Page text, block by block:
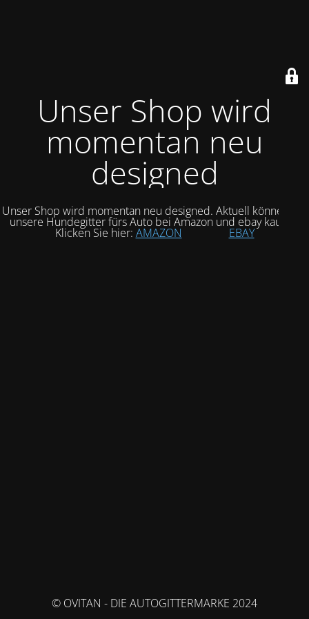
Unser Shop wird
momentan neu
designed
Unser Shop wird momentan neu designed. Aktuell können Sie
unsere Hundegitter fürs Auto bei Amazon und ebay kaufen.
Klicken Sie hier: AMAZON EBAY
© OVITAN - DIE AUTOGITTERMARKE 2024